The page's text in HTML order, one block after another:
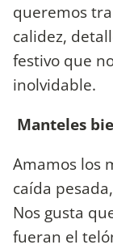
queremos
calidez,
festivo que
inolvidable.
Manteles
Amamos los
caída
Nos gusta
fueran el